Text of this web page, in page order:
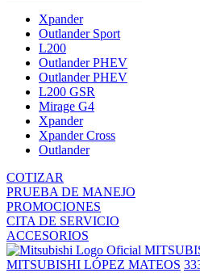
Xpander
Outlander Sport
L200
Outlander PHEV
Outlander PHEV
L200 GSR
Mirage G4
Xpander
Xpander Cross
Outlander
COTIZAR
PRUEBA DE MANEJO
PROMOCIONES
CITA DE SERVICIO
ACCESORIOS
MITSUBISHI LÓPEZ MATEOS